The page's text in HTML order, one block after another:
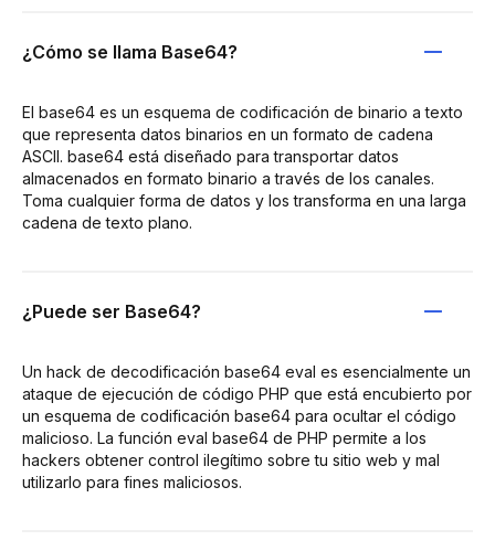
¿Cómo se llama Base64?
El base64 es un esquema de codificación de binario a texto
que representa datos binarios en un formato de cadena
ASCII. base64 está diseñado para transportar datos
almacenados en formato binario a través de los canales.
Toma cualquier forma de datos y los transforma en una larga
cadena de texto plano.
¿Puede ser Base64?
Un hack de decodificación base64 eval es esencialmente un
ataque de ejecución de código PHP que está encubierto por
un esquema de codificación base64 para ocultar el código
malicioso. La función eval base64 de PHP permite a los
hackers obtener control ilegítimo sobre tu sitio web y mal
utilizarlo para fines maliciosos.